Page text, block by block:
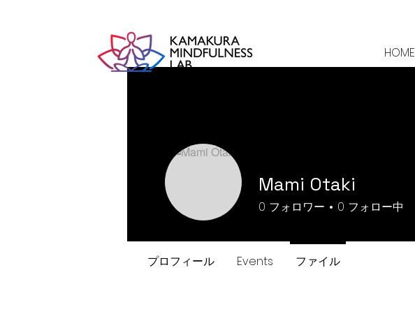
HOME
Mami Otaki
0 フォロワー 0 フォロー中
プロフィール Events ファイル